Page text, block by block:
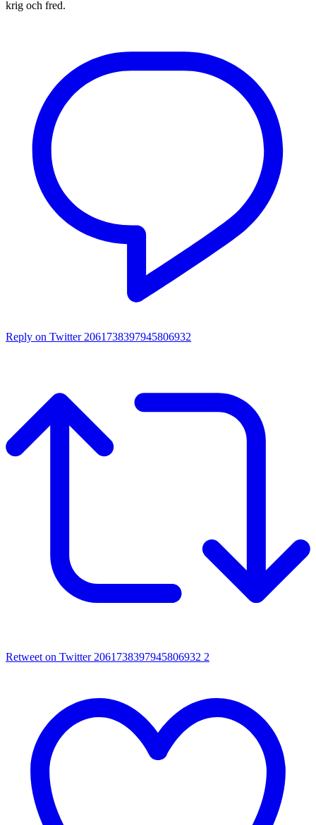
krig och fred.
Reply on Twitter 2061738397945806932
Retweet on Twitter 2061738397945806932 2